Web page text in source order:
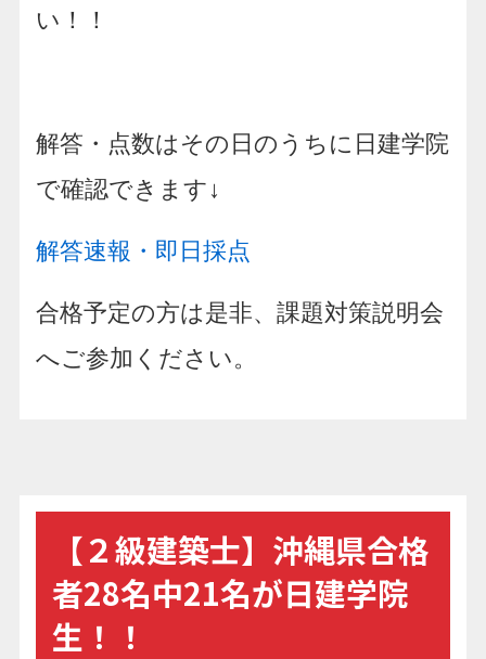
い！！
解答・点数はその日のうちに日建学院
で確認できます↓
解答速報・即日採点
合格予定の方は是非、課題対策説明会
へご参加ください。
【２級建築士】沖縄県合格
者28名中21名が日建学院
生！！